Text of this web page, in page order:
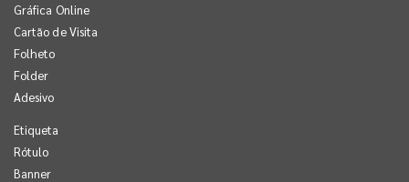
Gráfica Online
Cartão de Visita
Folheto
Folder
Adesivo
Etiqueta
Rótulo
Banner